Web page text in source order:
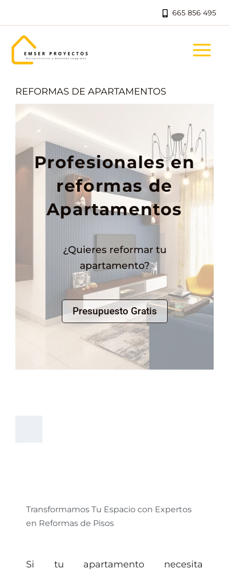
contenido
665 856 495
REFORMAS DE APARTAMENTOS
Profesionales en
reformas de
Apartamentos
¿Quieres reformar tu
apartamento?
Presupuesto Gratis
Transformamos Tu Espacio con Expertos
en Reformas de Pisos
Si tu apartamento necesita